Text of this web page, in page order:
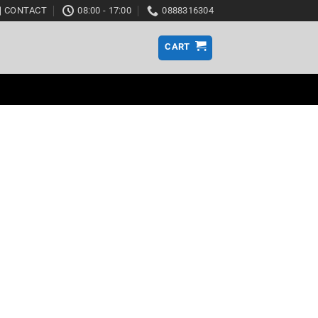
CONTACT 08:00 - 17:00 0888316304
CART